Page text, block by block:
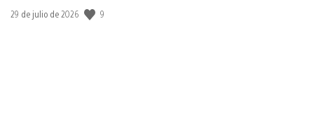
Fecha
29 de julio de 2026 9